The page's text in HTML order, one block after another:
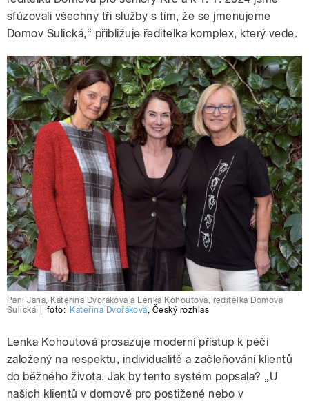
sfúzovali všechny tři služby s tím, že se jmenujeme
Domov Sulická,“ přibližuje ředitelka komplex, který vede.
Paní Jana, Kateřina Dvořáková a Lenka Kohoutová, ředitelka Domova
Sulická
foto: Kateřina Dvořáková Český rozhlas
Lenka Kohoutová prosazuje moderní přístup k péči
založený na respektu, individualitě a začleňování klientů
do běžného života. Jak by tento systém popsala? „U
našich klientů v domově pro postižené nebo v